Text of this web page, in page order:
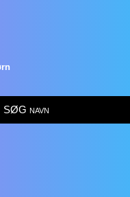
SØG navn